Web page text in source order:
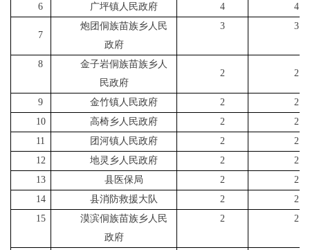
6
广坪镇人民政府 4 4
7
炮团侗族苗族乡人民
政府
3 3
8
金子岩侗族苗族乡人
民政府
2 2
9 金竹镇人民政府 2
2
10
高椅乡人民政府 2
2
11
团河镇人民政府 2
2
12
地灵乡人民政府 2
2
13
县医保局 2
2
14
县消防救援大队 2
2
15
漠滨侗族苗族乡人民
政府
2 2